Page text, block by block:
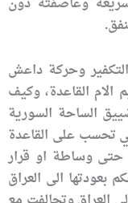
وحركة داعش
القاعدة، وكيف
الساحة السورية
تحسب على القاعدة
وساطة او قرار
بعودتها الى العراق